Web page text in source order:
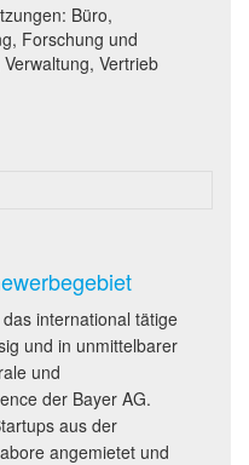
Büro,
Forschung und
Vertrieb
international tätige
und in unmittelbarer
und
der Bayer AG.
aus der
angemietet und